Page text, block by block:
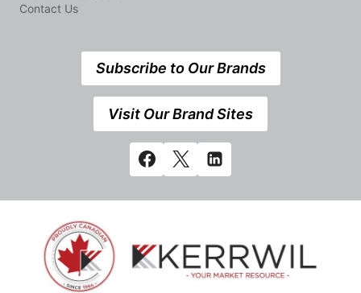
Contact Us
Subscribe to Our Brands
Visit Our Brand Sites